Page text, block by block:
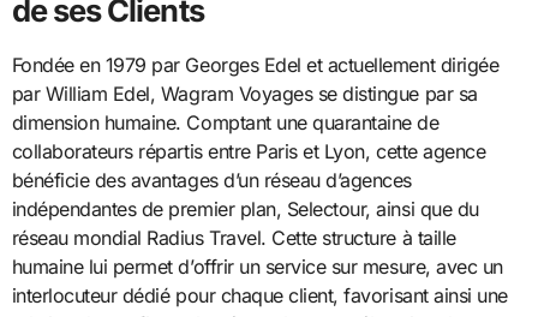
de ses Clients
Fondée en 1979 par Georges Edel et actuellement dirigée
par William Edel, Wagram Voyages se distingue par sa
dimension humaine. Comptant une quarantaine de
collaborateurs répartis entre Paris et Lyon, cette agence
bénéficie des avantages d’un réseau d’agences
indépendantes de premier plan, Selectour, ainsi que du
réseau mondial Radius Travel. Cette structure à taille
humaine lui permet d’offrir un service sur mesure, avec un
interlocuteur dédié pour chaque client, favorisant ainsi une